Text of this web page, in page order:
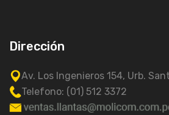
Dirección
Av. Los Ingenieros 154, Urb.
Telefono: (01) 512 3372